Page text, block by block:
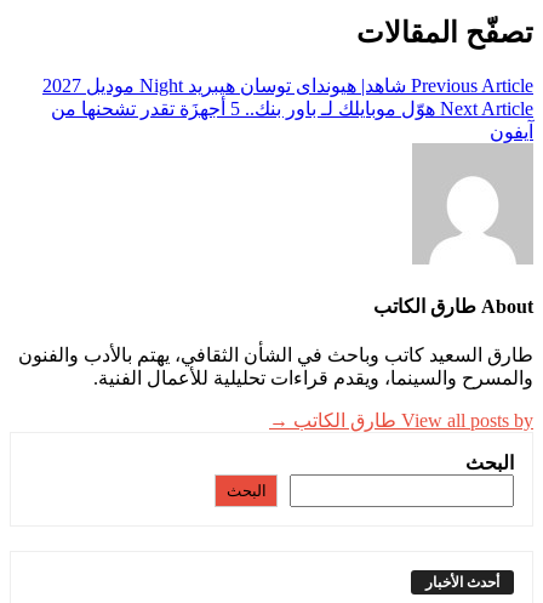
تصفّح المقالات
Previous Article شاهد| هيوندای توسان هیبرید Night مودیل 2027
Next Article
هوّل موبايلك لـ باور بنك.. 5 أجهزَة تقدر تشحنها من
آيفون
About طارق الكاتب
طارق السعيد كاتب وباحث في الشأن الثقافي، يهتم بالأدب والفنون
والمسرح والسينما، ويقدم قراءات تحليلية للأعمال الفنية.
View all posts by طارق الكاتب →
البحث
البحث
أحدث الأخبار